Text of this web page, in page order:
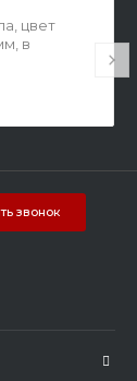
цвет
в
звонок